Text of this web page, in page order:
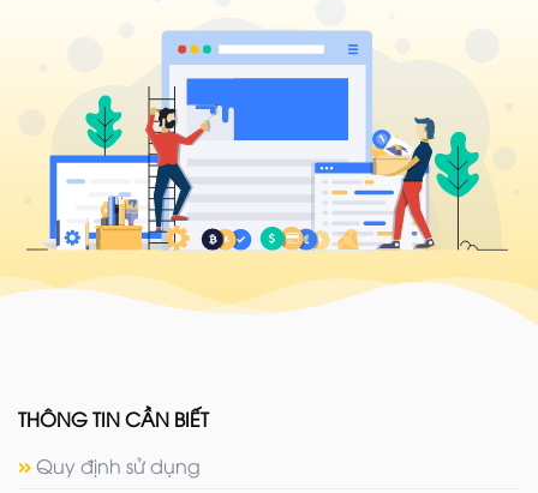
THÔNG TIN CẦN BIẾT
Quy định sử dụng